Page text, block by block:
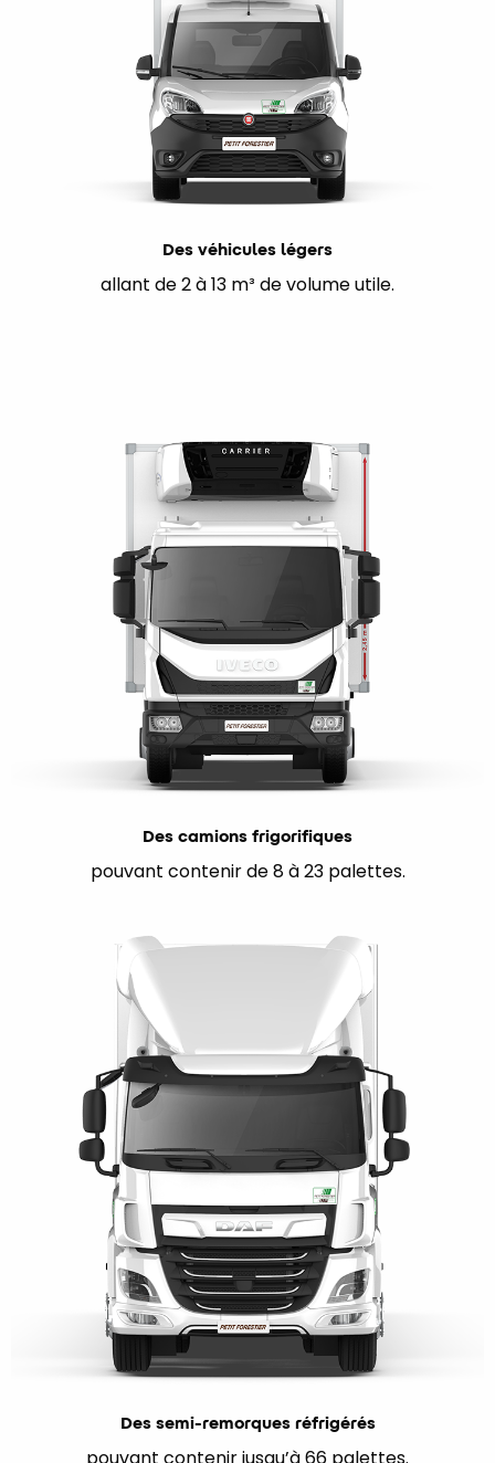
Des véhicules légers
allant de 2 à 13 m³ de volume utile.
Des camions frigorifiques
pouvant contenir de 8 à 23 palettes.
Des semi-remorques réfrigérés